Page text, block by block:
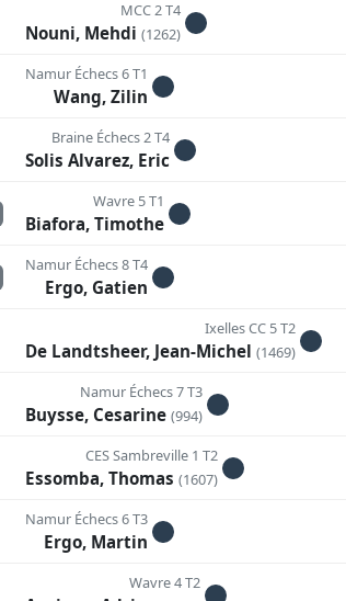
MCC 2 T4
Nouni, Mehdi (1262)
Namur Échecs 6 T1
Wang, Zilin
Braine Échecs 2 T4
Solis Alvarez, Eric
Wavre 5 T1
Biafora, Timothe
Namur Échecs 8 T4
Ergo, Gatien
Ixelles CC 5 T2
De Landtsheer, Jean-Michel (1469)
Namur Échecs 7 T3
Buysse, Cesarine (994)
CES Sambreville 1 T2
Essomba, Thomas (1607)
Namur Échecs 6 T3
Ergo, Martin
Wavre 4 T2